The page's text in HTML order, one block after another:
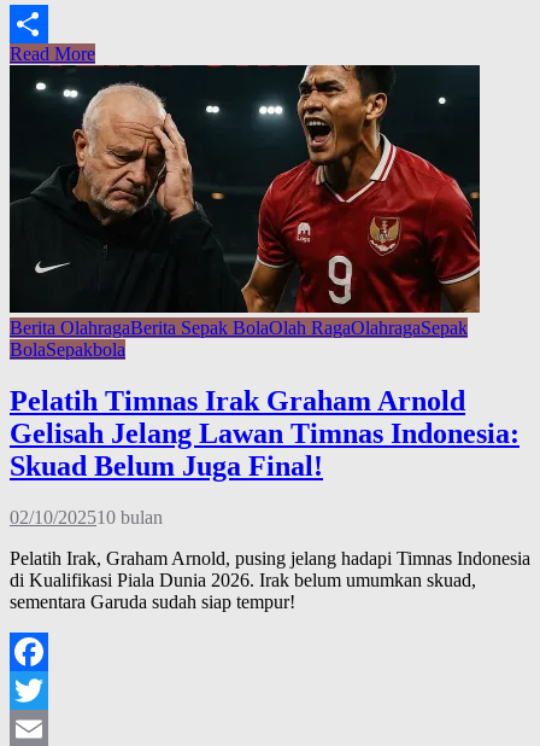
Link
Share
Read More
Berita OlahragaBerita Sepak BolaOlah RagaOlahragaSepak
BolaSepakbola
Pelatih Timnas Irak Graham Arnold
Gelisah Jelang Lawan Timnas Indonesia:
Skuad Belum Juga Final!
02/10/202510 bulan
Pelatih Irak, Graham Arnold, pusing jelang hadapi Timnas Indonesia
di Kualifikasi Piala Dunia 2026. Irak belum umumkan skuad,
sementara Garuda sudah siap tempur!
Facebook
Twitter